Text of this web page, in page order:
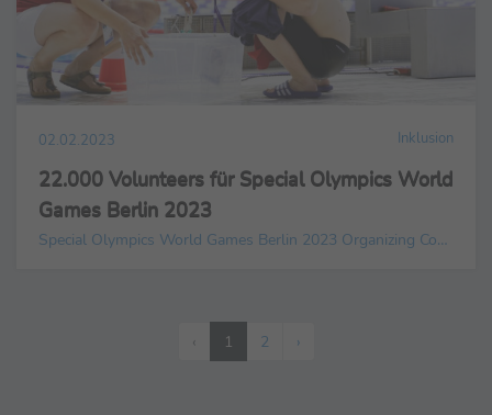
02.02.2023 Inklusion
22.000 Volunteers für Special Olympics World
Games Berlin 2023
Special Olympics World Games Berlin 2023 Organizing Committee gGmbH
‹ 1 2 ›